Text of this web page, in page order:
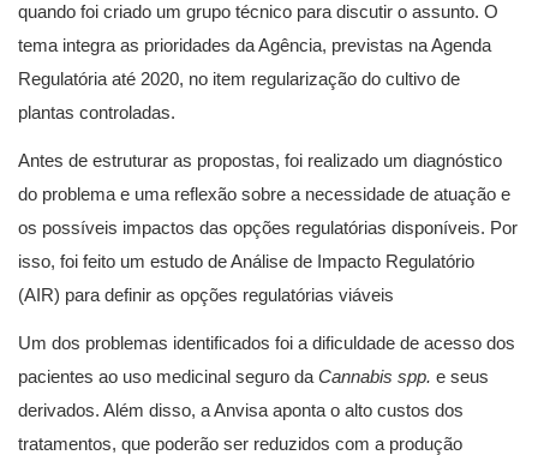
quando foi criado um grupo técnico para discutir o assunto. O
tema integra as prioridades da Agência, previstas na Agenda
Regulatória até 2020, no item regularização do cultivo de
plantas controladas.
Antes de estruturar as propostas, foi realizado um diagnóstico
do problema e uma reflexão sobre a necessidade de atuação e
os possíveis impactos das opções regulatórias disponíveis. Por
isso, foi feito um estudo de Análise de Impacto Regulatório
(AIR) para definir as opções regulatórias viáveis
Um dos problemas identificados foi a dificuldade de acesso dos
pacientes ao uso medicinal seguro da Cannabis spp. e seus
derivados. Além disso, a Anvisa aponta o alto custos dos
tratamentos, que poderão ser reduzidos com a produção